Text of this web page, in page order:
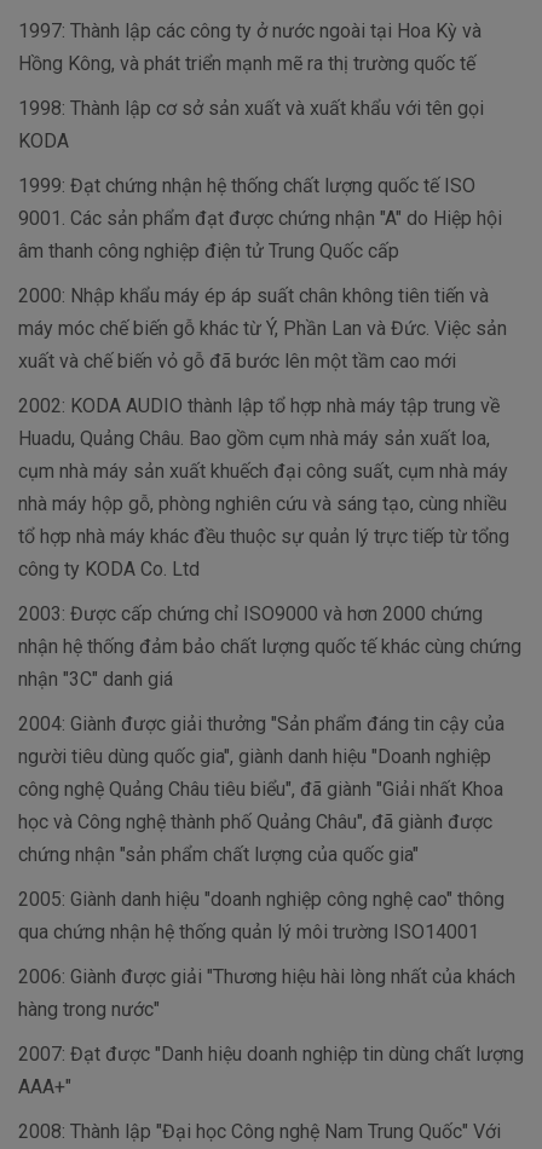
1997: Thành lập các công ty ở nước ngoài tại Hoa Kỳ và
Hồng Kông, và phát triển mạnh mẽ ra thị trường quốc tế
1998: Thành lập cơ sở sản xuất và xuất khẩu với tên gọi
KODA
1999: Đạt chứng nhận hệ thống chất lượng quốc tế ISO
9001. Các sản phẩm đạt được chứng nhận "A" do Hiệp hội
âm thanh công nghiệp điện tử Trung Quốc cấp
2000: Nhập khẩu máy ép áp suất chân không tiên tiến và
máy móc chế biến gỗ khác từ Ý, Phần Lan và Đức. Việc sản
xuất và chế biến vỏ gỗ đã bước lên một tầm cao mới
2002: KODA AUDIO thành lập tổ hợp nhà máy tập trung về
Huadu, Quảng Châu. Bao gồm cụm nhà máy sản xuất loa,
cụm nhà máy sản xuất khuếch đại công suất, cụm nhà máy
nhà máy hộp gỗ, phòng nghiên cứu và sáng tạo, cùng nhiều
tổ hợp nhà máy khác đều thuộc sự quản lý trực tiếp từ tổng
công ty KODA Co. Ltd
2003: Được cấp chứng chỉ ISO9000 và hơn 2000 chứng
nhận hệ thống đảm bảo chất lượng quốc tế khác cùng chứng
nhận "3C" danh giá
2004: Giành được giải thưởng "Sản phẩm đáng tin cậy của
người tiêu dùng quốc gia", giành danh hiệu "Doanh nghiệp
công nghệ Quảng Châu tiêu biểu", đã giành "Giải nhất Khoa
học và Công nghệ thành phố Quảng Châu", đã giành được
chứng nhận "sản phẩm chất lượng của quốc gia"
2005: Giành danh hiệu "doanh nghiệp công nghệ cao" thông
qua chứng nhận hệ thống quản lý môi trường ISO14001
2006: Giành được giải "Thương hiệu hài lòng nhất của khách
hàng trong nước"
2007: Đạt được "Danh hiệu doanh nghiệp tin dùng chất lượng
AAA+"
2008: Thành lập "Đại học Công nghệ Nam Trung Quốc" Với